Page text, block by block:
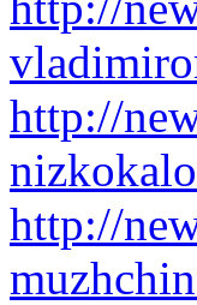
http://
http://